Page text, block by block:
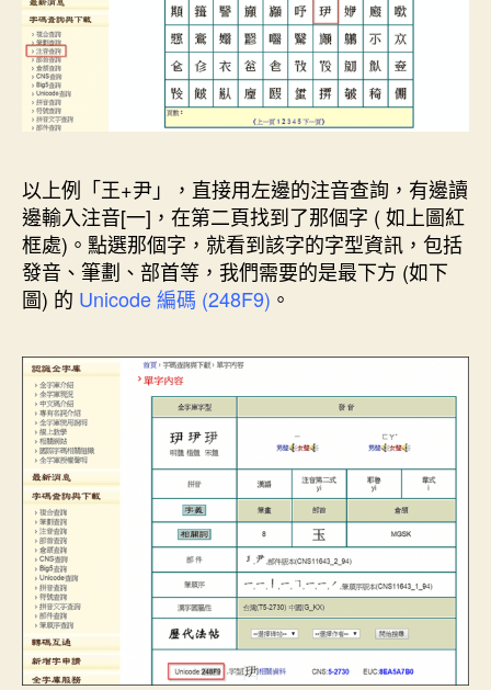
以上例「王+尹」，直接用左邊的注音查詢，有邊讀
邊輸入注音[一]，在第二頁找到了那個字 ( 如上圖紅
框處)。點選那個字，就看到該字的字型資訊，包括
發音、筆劃、部首等，我們需要的是最下方 (如下
圖) 的 Unicode 編碼 (248F9) 。